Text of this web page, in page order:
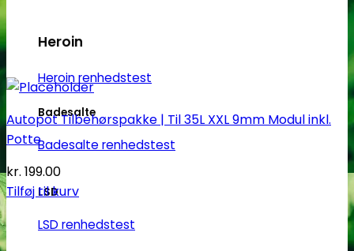
Heroin
Heroin renhedstest
Badesalte
Badesalte renhedstest
LSD
LSD renhedstest
Autopot Tilbehørspakke | Til 35L XXL 9mm Modul inkl.
Potte
kr. 199.00
Tilføj til kurv